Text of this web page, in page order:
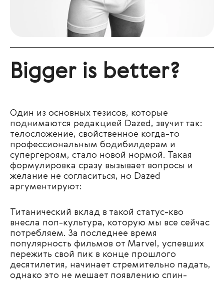
Bigger is better?
Один из основных тезисов, которые
поднимаются редакцией Dazed, звучит так:
телосложение, свойственное когда-то
профессиональным бодибилдерам и
супергероям, стало новой нормой. Такая
формулировка сразу вызывает вопросы и
желание не согласиться, но Dazed
аргументируют:
Титанический вклад в такой статус-кво
внесла поп-культура, которую мы все сейчас
потребляем. За последнее время
популярность фильмов от Marvel, успевших
пережить свой пик в конце прошлого
десятилетия, начинает стремительно падать,
однако это не мешает появлению спин-